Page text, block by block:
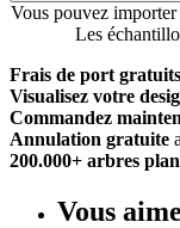
Vous pouvez
Les
Frais de port
Visualisez votre
Commandez
Annulation gratuite
200.000+ arbres
Vous